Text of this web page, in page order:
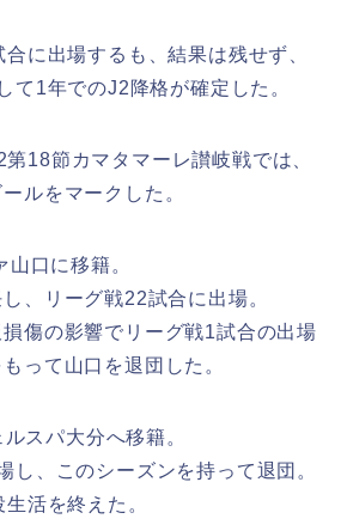
に出場するも、結果は残せず、
て1年でのJ2降格が確定した。
18節カマタマーレ讃岐戦では、
ルをマークした。
口に移籍。
、リーグ戦22試合に出場。
傷の影響でリーグ戦1試合の出場
って山口を退団した。
スパ大分へ移籍。
し、このシーズンを持って退団。
活を終えた。